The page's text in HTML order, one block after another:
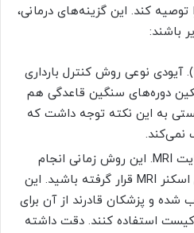
کند. این گزینه‌های درمانی،
باشند:
دستگاه داخل رحمی (IUD). آیودی نوعی روش کنترل بارداری
دوره‌های سنگین قاعدگی هم
به این نکته توجه داشت که
نمی‌کند.
جراحی سونوگرافی با هدایت MRI. این روش زمانی انجام
می‌شود که شما در داخل اسکنر MRI قرار گرفته باشید. این
و پزشکان قادرند از آن برای
کیست استفاده کنند. دقت داشته